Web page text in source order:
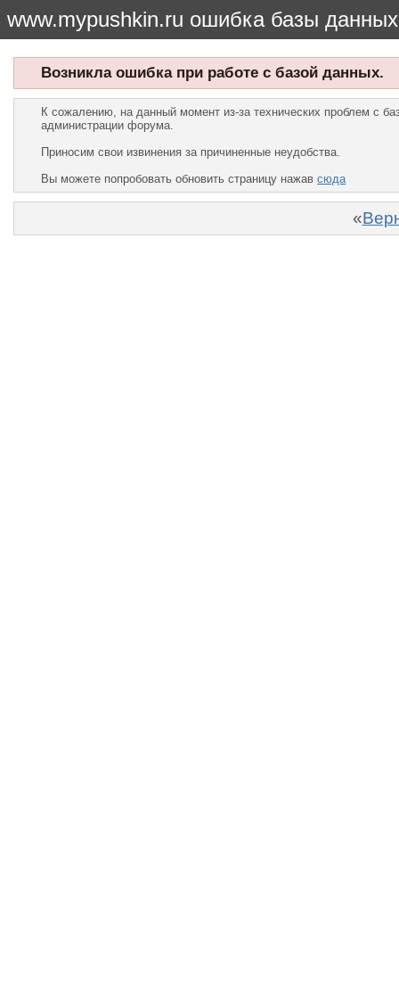
www.mypushkin.ru ошибка базы данных
Возникла ошибка при работе с базой данных.
К сожалению, на данный момент из-за технических проблем с
администрации форума.
Приносим свои извинения за причиненные неудобства.
Вы можете попробовать обновить страницу нажав сюда
«